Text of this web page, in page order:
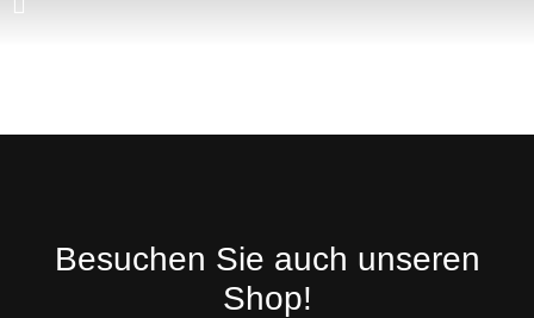
Besuchen Sie auch unseren
Shop!